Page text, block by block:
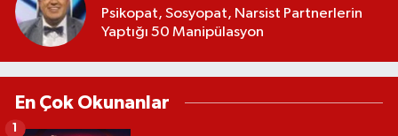
Psikopat, Sosyopat, Narsist Partnerlerin
Yaptığı 50 Manipülasyon
En Çok Okunanlar
1